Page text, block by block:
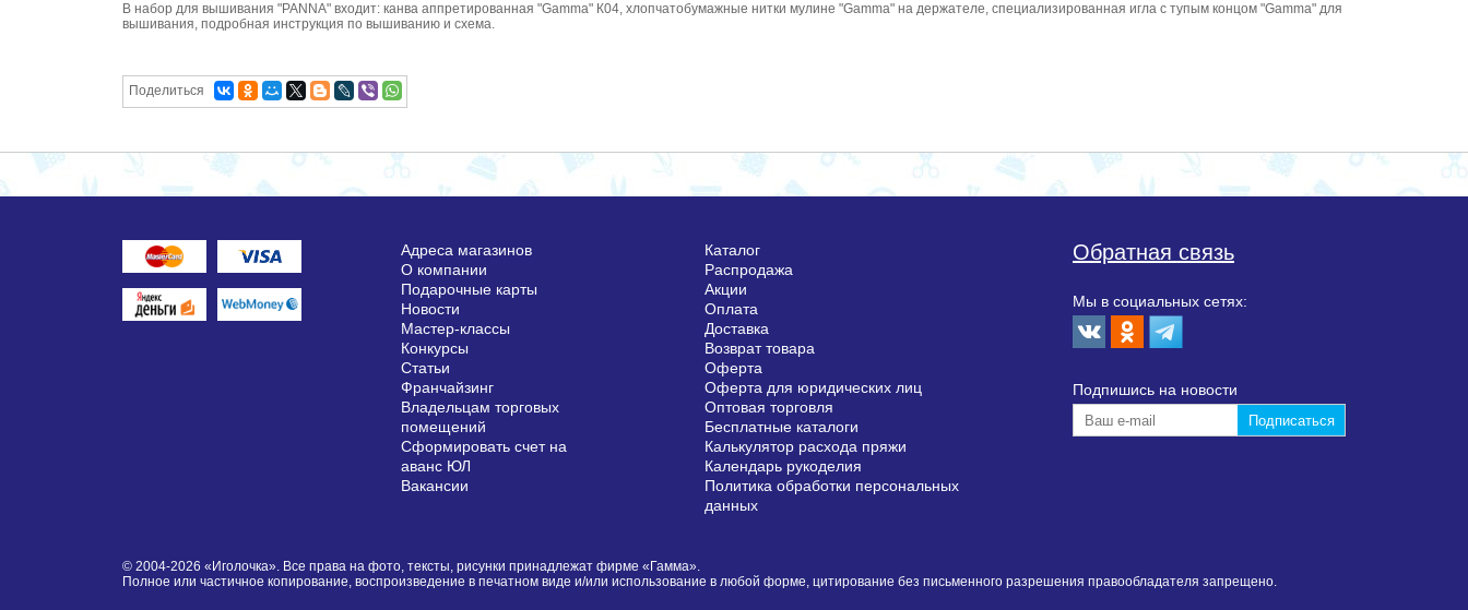
В набор для вышивания "PANNA" входит: канва аппретированная "Gamma" К04, хлопчатобумажные нитки мулине "Gamma" на держателе, специализированная игла с тупым концом "Gamma" для
вышивания, подробная инструкция по вышиванию и схема.
Поделиться
Адреса магазинов
О компании
Подарочные карты
Новости
Мастер-классы
Конкурсы
Статьи
Франчайзинг
Владельцам торговых
помещений
Сформировать счет на
аванс ЮЛ
Вакансии
Каталог
Распродажа
Акции
Оплата
Доставка
Возврат товара
Оферта
Оферта для юридических лиц
Оптовая торговля
Бесплатные каталоги
Калькулятор расхода пряжи
Календарь рукоделия
Политика обработки персональных
данных
Обратная связь
Мы в социальных сетях:
Подпишиcь на новости
© 2004-2026 «Иголочка». Все права на фото, тексты, рисунки принадлежат фирме «Гамма».
Полное или частичное копирование, воспроизведение в печатном виде и/или использование в любой форме, цитирование без письменного разрешения правообладателя запрещено.